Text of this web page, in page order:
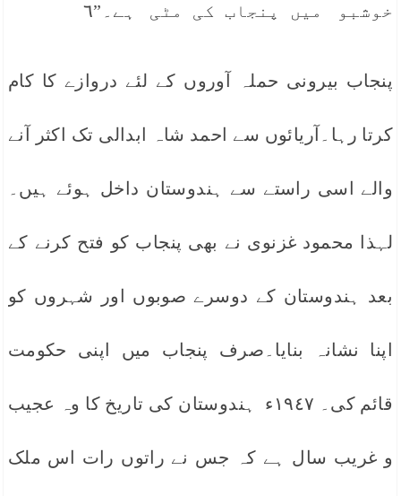
خوشبو میں پنجاب کی مٹی ہے۔”٦
پنجاب بیرونی حملہ آوروں کے لئے دروازے کا کام
کرتا رہا۔آریائوں سے احمد شاہ ابدالی تک اکثر آنے
والے اسی راستے سے ہندوستان داخل ہوئے ہیں۔
لہذا محمود غزنوی نے بھی پنجاب کو فتح کرنے کے
بعد ہندوستان کے دوسرے صوبوں اور شہروں کو
اپنا نشانہ بنایا۔صرف پنجاب میں اپنی حکومت
قائم کی۔ ١٩٤٧ء ہندوستان کی تاریخ کا وہ عجیب
و غریب سال ہے کہ جس نے راتوں رات اس ملک